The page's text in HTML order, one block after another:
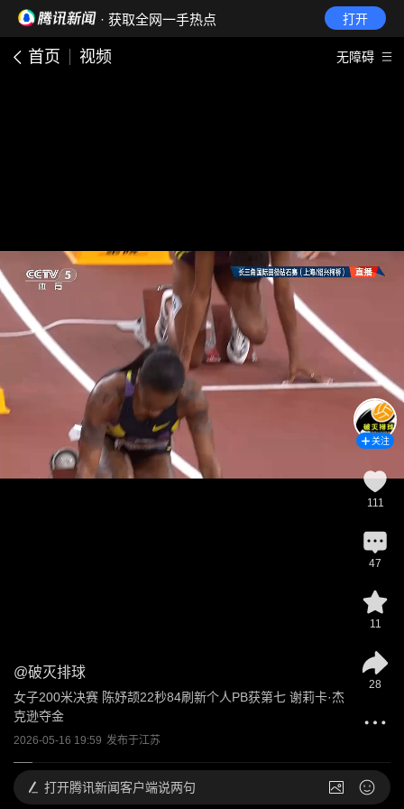
· 获取全网一手热点 打开
首页 视频 无障碍
@破灭排球
女子200米决赛 陈妤颉22秒84刷新个人PB获第七 谢莉卡·杰
克逊夺金
2026-05-16 19:59 发布于江苏
关注
111
47
11
28
打开腾讯新闻客户端说两句